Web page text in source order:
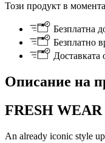
Този продукт в
Безплатна
Безплатно
Доставката
Описание на
FRESH WEAR
An already iconic style